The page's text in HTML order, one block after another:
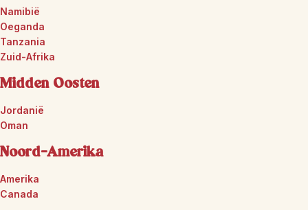
Namibië
Oeganda
Tanzania
Zuid-Afrika
Midden Oosten
Jordanië
Oman
Noord-Amerika
Amerika
Canada